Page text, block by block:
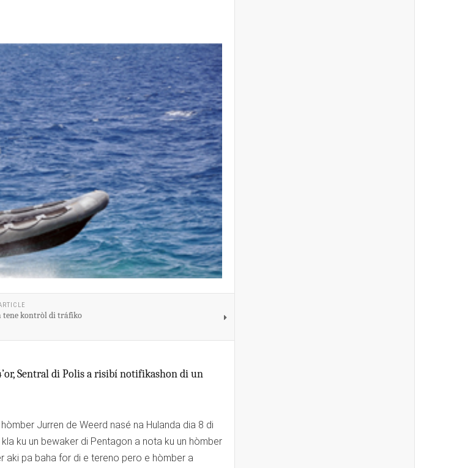
tene kontròl di tráfiko
Sentral di Polis a risibí notifikashon di un
Jurren de Weerd nasé na Hulanda dia 8 di
ku un bewaker di Pentagon a nota ku un hòmber
aki pa baha for di e tereno pero e hòmber a